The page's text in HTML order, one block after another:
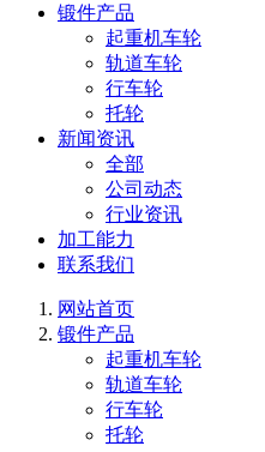
锻件产品
起重机车轮
轨道车轮
行车轮
托轮
新闻资讯
全部
公司动态
行业资讯
加工能力
联系我们
网站首页
锻件产品
起重机车轮
轨道车轮
行车轮
托轮